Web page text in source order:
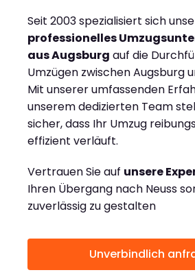
Seit 2003 spezialisiert sich
professionelles
aus Augsburg auf die
Umzügen zwischen Augsburg
Mit unserer umfassenden
unserem dedizierten Team
sicher, dass Ihr Umzug
effizient verläuft.
Vertrauen Sie auf unsere
Ihren Übergang nach Neuss
zuverlässig zu gestalten
Unverbindlich